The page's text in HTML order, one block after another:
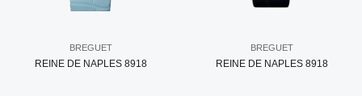
BREGUET
REINE DE NAPLES 8918
BREGUET
REINE DE NAPLES 8918